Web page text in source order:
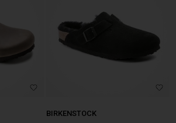
BIRKENSTOCK